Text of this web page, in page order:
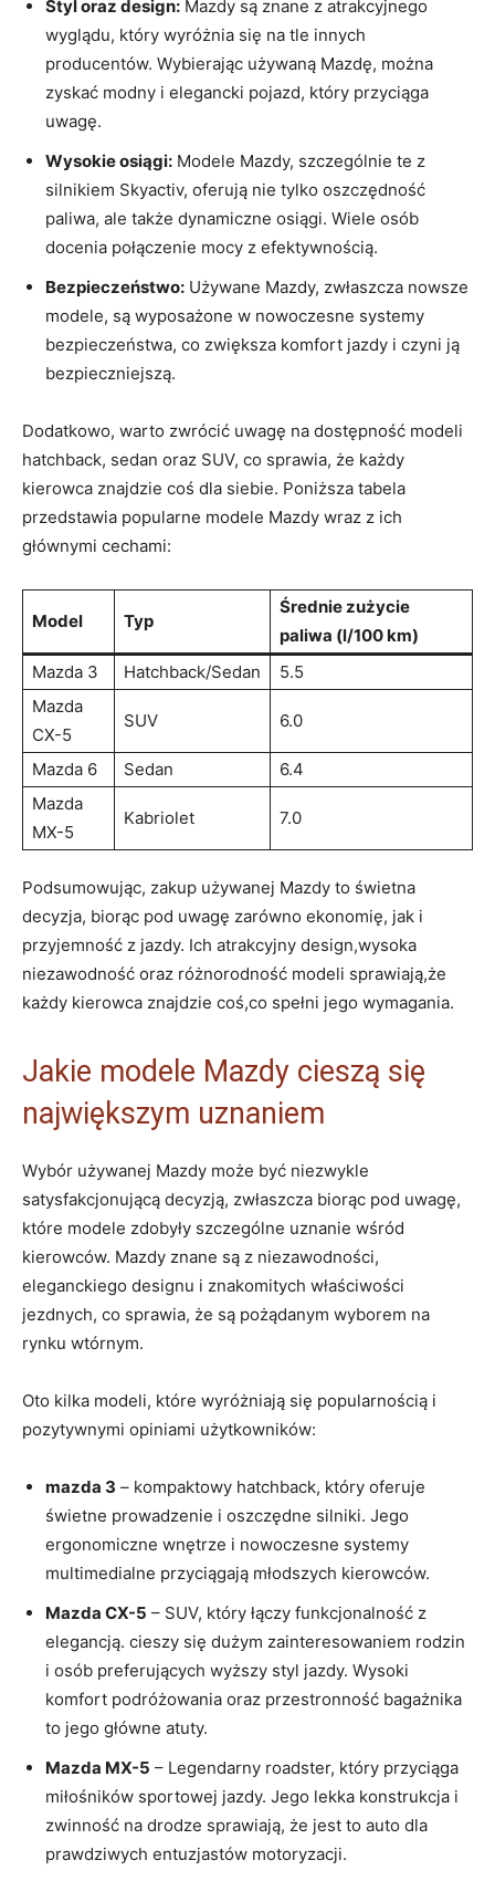
Styl oraz design: Mazdy są znane z atrakcyjnego
wyglądu, który wyróżnia się na tle innych
producentów. Wybierając używaną Mazdę, można
zyskać modny i elegancki pojazd, który przyciąga
uwagę.
Wysokie osiągi: Modele Mazdy, szczególnie te z
silnikiem Skyactiv, oferują nie tylko oszczędność
paliwa, ale także dynamiczne osiągi. Wiele osób
docenia połączenie mocy z efektywnością.
Bezpieczeństwo: Używane Mazdy, zwłaszcza nowsze
modele, są wyposażone w nowoczesne systemy
bezpieczeństwa, co zwiększa komfort jazdy i czyni ją
bezpieczniejszą.
Dodatkowo, warto zwrócić uwagę na dostępność modeli
hatchback, sedan oraz SUV, co sprawia, że każdy
kierowca znajdzie coś dla siebie. Poniższa tabela
przedstawia popularne modele Mazdy wraz z ich
głównymi cechami:
Model Typ
Średnie zużycie
paliwa (l/100 km)
Mazda 3
Hatchback/Sedan
5.5
Mazda
CX-5
SUV 6.0
Mazda 6 Sedan
6.4
Mazda
MX-5
Kabriolet 7.0
Podsumowując, zakup używanej Mazdy to świetna
decyzja, biorąc pod uwagę zarówno ekonomię, jak i
przyjemność z jazdy. Ich atrakcyjny design,wysoka
niezawodność oraz różnorodność modeli sprawiają,że
każdy kierowca znajdzie coś,co spełni jego wymagania.
Jakie modele Mazdy cieszą się
największym uznaniem
Wybór używanej Mazdy może być niezwykle
satysfakcjonującą decyzją, zwłaszcza biorąc pod uwagę,
które modele zdobyły szczególne uznanie wśród
kierowców. Mazdy znane są z niezawodności,
eleganckiego designu i znakomitych właściwości
jezdnych, co sprawia, że są pożądanym wyborem na
rynku wtórnym.
Oto kilka modeli, które wyróżniają się popularnością i
pozytywnymi opiniami użytkowników:
mazda 3 – kompaktowy hatchback, który oferuje
świetne prowadzenie i oszczędne silniki. Jego
ergonomiczne wnętrze i nowoczesne systemy
multimedialne przyciągają młodszych kierowców.
Mazda CX-5 – SUV, który łączy funkcjonalność z
elegancją. cieszy się dużym zainteresowaniem rodzin
i osób preferujących wyższy styl jazdy. Wysoki
komfort podróżowania oraz przestronność bagażnika
to jego główne atuty.
Mazda MX-5 – Legendarny roadster, który przyciąga
miłośników sportowej jazdy. Jego lekka konstrukcja i
zwinność na drodze sprawiają, że jest to auto dla
prawdziwych entuzjastów motoryzacji.